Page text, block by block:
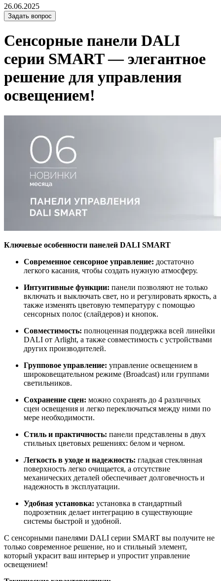
26.06.2025
Задать вопрос
Сенсорные панели DALI
серии SMART — элегантное
решение для управления
освещением!
Ключевые особенности панелей DALI SMART
Современное сенсорное управление: достаточно
легкого касания, чтобы создать нужную атмосферу.
Интуитивные функции: панели позволяют не только
включать и выключать свет, но и регулировать яркость, а
также изменять цветовую температуру с помощью
сенсорных полос (слайдеров) и кнопок.
Совместимость: полноценная поддержка всей линейки
DALI от Arlight, а также совместимость с устройствами
других производителей.
Групповое управление: управление освещением в
широковещательном режиме (Broadcast) или группами
светильников.
Сохранение сцен: можно сохранять до 4 различных
сцен освещения и легко переключаться между ними по
мере необходимости.
Стиль и практичность: панели представлены в двух
стильных цветовых решениях: белом и черном.
Легкость в уходе и надежность: гладкая стеклянная
поверхность легко очищается, а отсутствие
механических деталей обеспечивает долговечность и
надежность в эксплуатации.
Удобная установка: установка в стандартный
подрозетник делает интеграцию в существующие
системы быстрой и удобной.
С сенсорными панелями DALI серии SMART вы получите не
только современное решение, но и стильный элемент,
который украсит ваш интерьер и упростит управление
освещением!